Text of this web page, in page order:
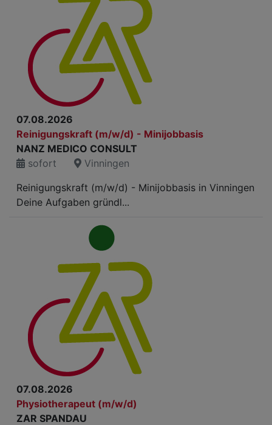
07.08.2026
Reinigungskraft (m/w/d) - Minijobbasis
NANZ MEDICO CONSULT
sofort
Vinningen
Reinigungskraft (m/w/d) - Minijobbasis in Vinningen
Deine Aufgaben gründl...
07.08.2026
Physiotherapeut (m/w/d)
ZAR SPANDAU